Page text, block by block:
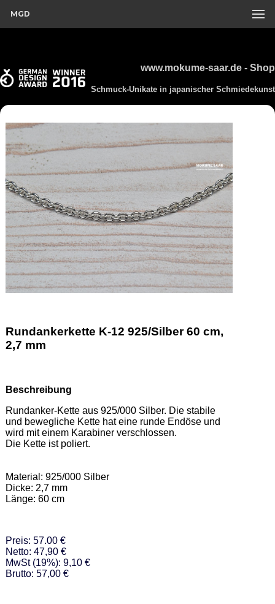
MGD
www.mokume-saar.de - Shop
Schmuck-Unikate in japanischer Schmiedekunst
Rundankerkette K-12 925/Silber 60 cm,
2,7 mm
Beschreibung
Rundanker-Kette aus 925/000 Silber. Die stabile
und bewegliche Kette hat eine runde Endöse und
wird mit einem Karabiner verschlossen.
Die Kette ist poliert.
Material: 925/000 Silber
Dicke: 2,7 mm
Länge: 60 cm
Preis: 57.00 €
Netto: 47,90 €
MwSt (19%): 9,10 €
Brutto: 57,00 €